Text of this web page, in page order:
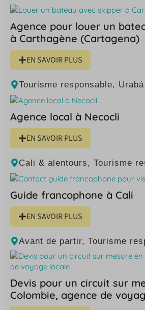
Agence pour louer un
à Carthagène (Cartagena)
EN SAVOIR PLUS
Tourisme responsable,
Agence local à Necocli
EN SAVOIR PLUS
Cali & alentours, Tourisme
Guide francophone à Cali
EN SAVOIR PLUS
Avant de partir, Tourisme
Devis pour un circuit sur
Colombie, agence de